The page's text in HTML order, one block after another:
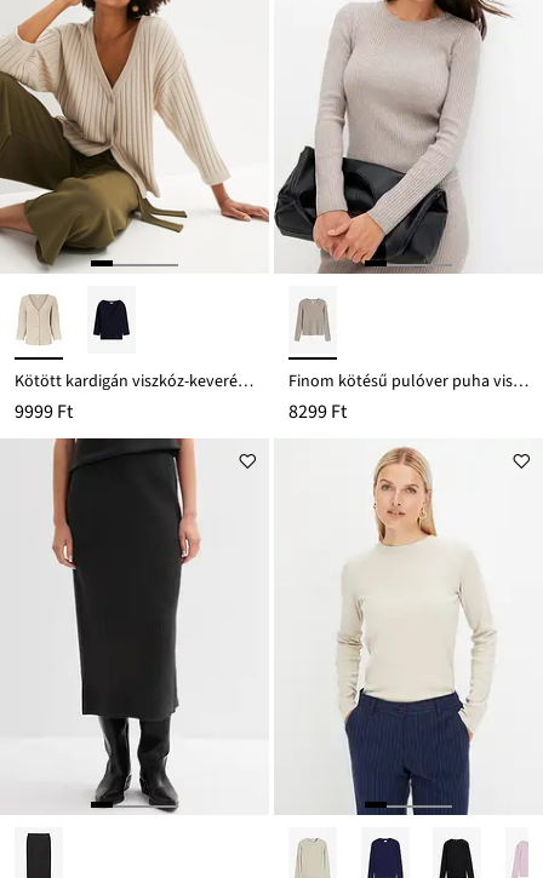
Kötött kardigán viszkóz-keverékből
9999 Ft
Finom kötésű pulóver puha viszkóz-keverékből
8299 Ft